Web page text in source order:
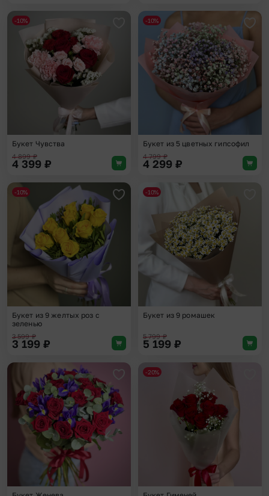
Добавить в избранное
-10%
Букет Чувства
4 899₽
4 399 ₽
-10%
Букет из 5 цветных гипсофил
4 799₽
4 299 ₽
Добавить в избранное
-10%
Букет из 9 желтых роз с
зеленью
3 599₽
3 199 ₽
-10%
Букет из 9 ромашек
5 799₽
5 199 ₽
Добавить в избранное
-20%